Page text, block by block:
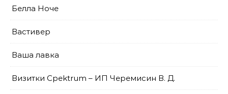
Белла Ноче
Вастивер
Ваша лавка
Визитки Cpektrum – ИП Черемисин В. Д.